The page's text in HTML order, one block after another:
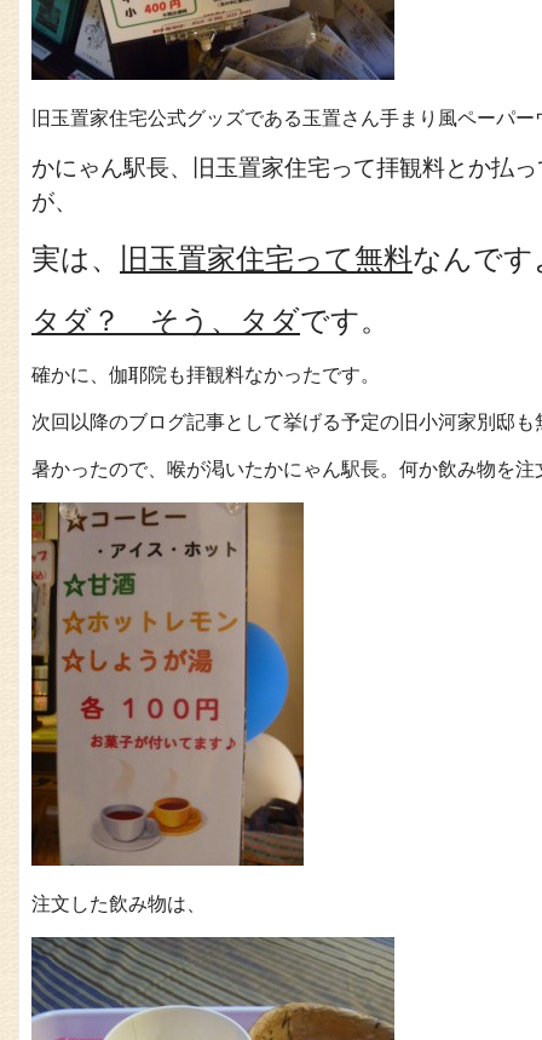
旧玉置家住宅公式グッズである玉置さん手まり風ペーパ
かにゃん駅長、旧玉置家住宅って拝観料とか払
が、
実は、 旧玉置家住宅って無料なんです
タダ？ そう、タダです。
確かに、伽耶院も拝観料なかったです。
次回以降のブログ記事として挙げる予定の旧小河家別邸も
暑かったので、喉が渇いたかにゃん駅長。何か飲み物を注
注文した飲み物は、